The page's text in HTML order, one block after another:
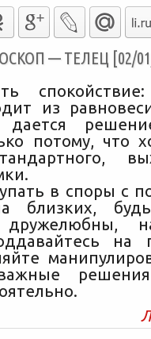
— ТЕЛЕЦ [02/
из
дается
потому, что
в споры с
близких,
на